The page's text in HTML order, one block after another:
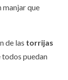
manjar que
de las torrijas
todos puedan